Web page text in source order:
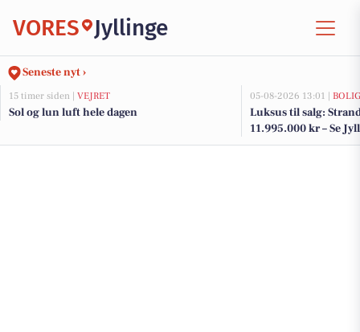
VORES Jyllinge
Seneste nyt ›
15 timer siden | VEJRET
Sol og lun luft hele dagen
05-08-2026 13:01 |
Luksus til salg:
11.995.000 kr – Se
her